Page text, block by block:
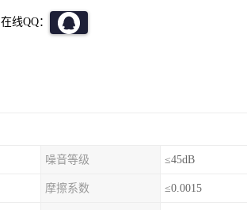
在线QQ：
噪音等级 ≤45dB
摩擦系数 ≤0.0015